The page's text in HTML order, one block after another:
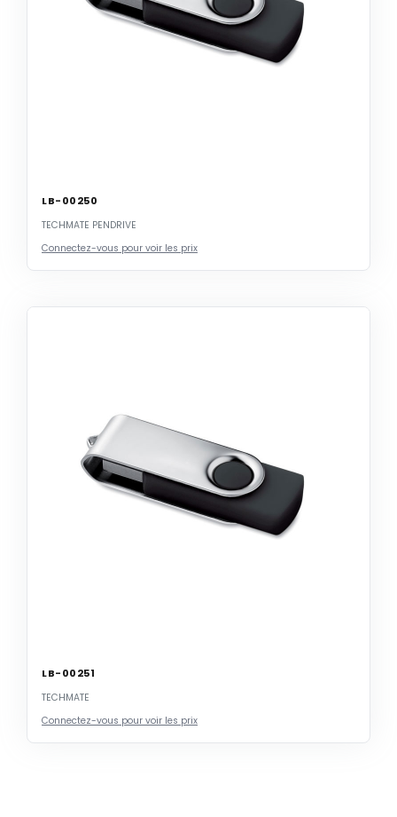
LB-00250
TECHMATE PENDRIVE
Connectez-vous pour voir les prix
LB-00251
TECHMATE
Connectez-vous pour voir les prix